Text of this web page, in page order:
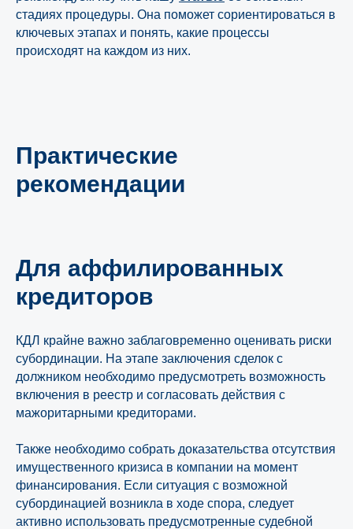
стадиях процедуры. Она поможет сориентироваться в
ключевых этапах и понять, какие процессы
происходят на каждом из них.
Практические
рекомендации
Для аффилированных
кредиторов
КДЛ крайне важно заблаговременно оценивать риски
субординации. На этапе заключения сделок с
должником необходимо предусмотреть возможность
включения в реестр и согласовать действия с
мажоритарными кредиторами.
Также необходимо собрать доказательства отсутствия
имущественного кризиса в компании на момент
финансирования. Если ситуация с возможной
субординацией возникла в ходе спора, следует
активно использовать предусмотренные судебной